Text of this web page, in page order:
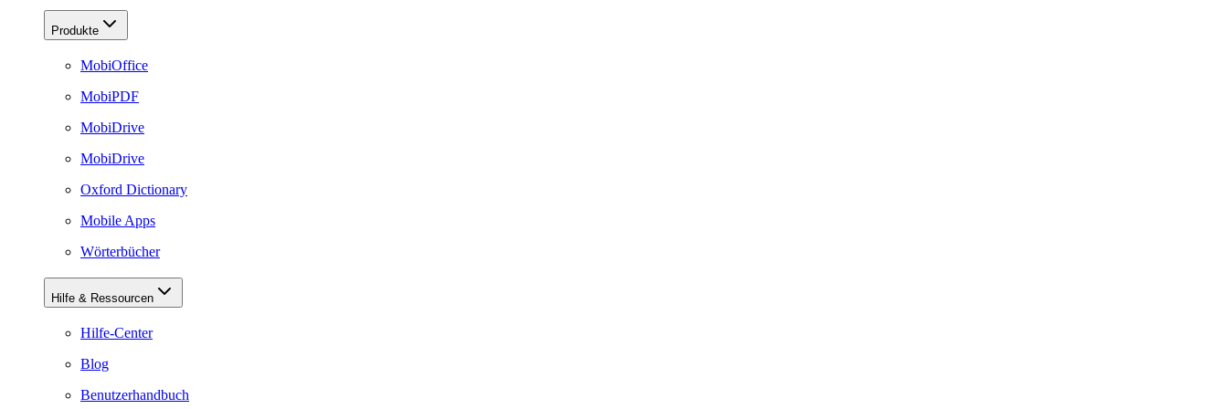
Produkte
MobiOffice
MobiPDF
MobiDrive
MobiDrive
Oxford Dictionary
Mobile Apps
Wörterbücher
Hilfe & Ressourcen
Hilfe-Center
Blog
Benutzerhandbuch